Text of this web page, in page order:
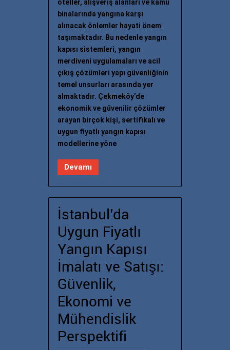
oteller, alışveriş alanları ve kamu
binalarında yangına karşı
alınacak önlemler hayati önem
taşımaktadır. Bu nedenle yangın
kapısı sistemleri, yangın
merdiveni uygulamaları ve acil
çıkış çözümleri yapı güvenliğinin
temel unsurları arasında yer
almaktadır. Çekmeköy’de
ekonomik ve güvenilir çözümler
arayan birçok kişi, sertifikalı ve
uygun fiyatlı yangın kapısı
modellerine yöne
Devamı
İstanbul’da
Uygun Fiyatlı
Yangın Kapısı
İmalatı ve Satışı:
Güvenlik,
Ekonomi ve
Mühendislik
Perspektifi